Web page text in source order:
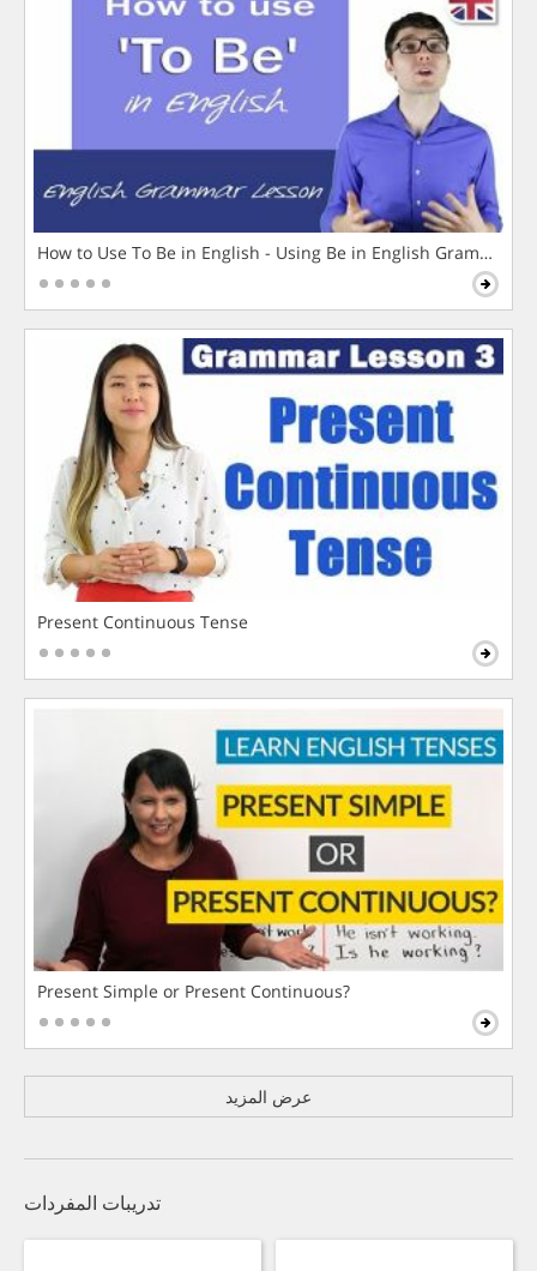
How to Use To Be in English - Using Be in English Grammar
Present Continuous Tense
Present Simple or Present Continuous?
عرض المزيد
تدريبات المفردات